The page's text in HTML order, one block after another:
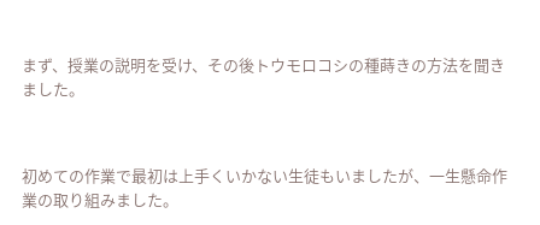
まず、授業の説明を受け、その後トウモロコシの種蒔きの方法を聞き
ました。
初めての作業で最初は上手くいかない生徒もいましたが、一生懸命作
業の取り組みました。